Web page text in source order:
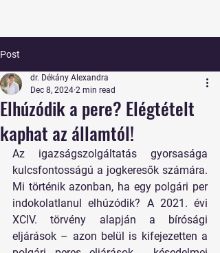
Post
Elhúzódik a pere? Elégtételt
kaphat az államtól!
dr. Dékány Alexandra
Dec 8, 2024 2 min read
Az igazságszolgáltatás gyorsasága
kulcsfontosságú a jogkeresők számára.
Mi történik azonban, ha egy polgári per
indokolatlanul elhúzódik? A 2021. évi
XCIV. törvény alapján a bírósági
eljárások – azon belül is kifejezetten a